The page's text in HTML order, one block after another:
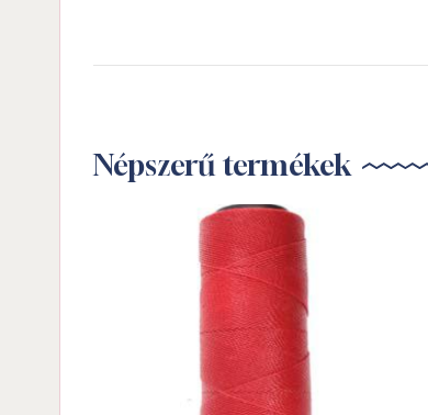
Népszerű termékek